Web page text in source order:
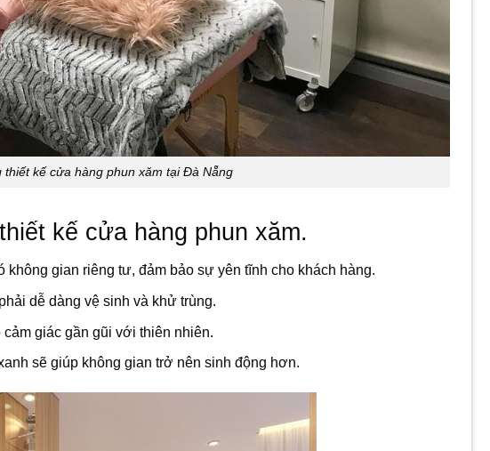
thiết kế cửa hàng phun xăm tại Đà Nẵng
kế cửa hàng phun xăm.
gian riêng tư, đảm bảo sự yên tĩnh cho khách hàng.
dễ dàng vệ sinh và khử trùng.
giác gần gũi với thiên nhiên.
sẽ giúp không gian trở nên sinh động hơn.